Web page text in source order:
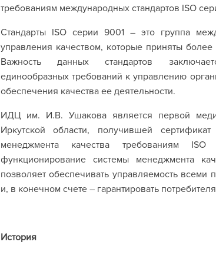
требованиям международных стандартов ISO
Стандарты ISO серии 9001 – это группа
управления качеством, которые приняты
Важность данных стандартов
единообразных требований к управлению
обеспечения качества ее деятельности.
ИДЦ им. И.В. Ушакова является первой
Иркутской области, получившей сертификат
менеджмента качества требованиям ISO
функционирование системы менеджмента
позволяет обеспечивать управляемость всеми
и, в конечном счете – гарантировать
История